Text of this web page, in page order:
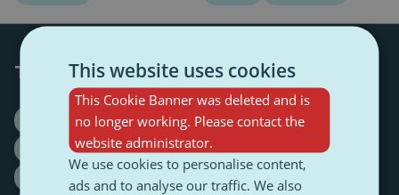
Témy
Pre vás Aktuálne dianie
Ambiente
Dedičstvo Dezinformácie
Fun
Kultúrne dedičstvo
Mládež
This website uses cookies
This Cookie Banner was deleted and is
no longer working. Please contact the
website administrator.
We use cookies to personalise content,
ads and to analyse our traffic. We also